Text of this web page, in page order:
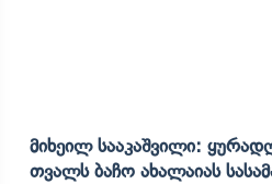
Მიხეილ Სააკაშვილი:
Თვალს Ბაჩო Ახალაიას